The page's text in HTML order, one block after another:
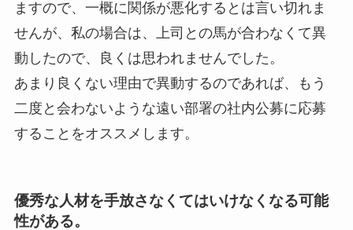
ますので、一概に関係が悪化するとは言い切れま
せんが、私の場合は、上司との馬が合わなくて異
動したので、良くは思われませんでした。
あまり良くない理由で異動するのであれば、もう
二度と会わないような遠い部署の社内公募に応募
することをオススメします。
優秀な人材を手放さなくてはいけなくなる可能
性がある。